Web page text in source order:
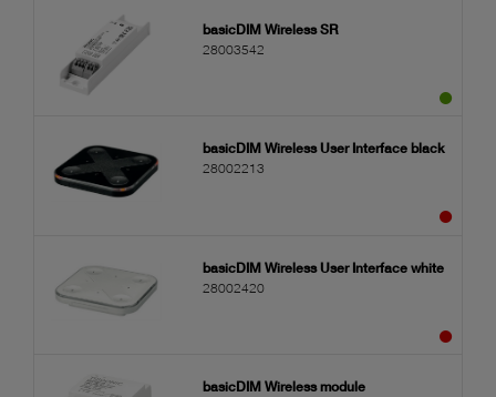
basicDIM Wireless SR
28003542
basicDIM Wireless User Interface black
28002213
basicDIM Wireless User Interface white
28002420
basicDIM Wireless module